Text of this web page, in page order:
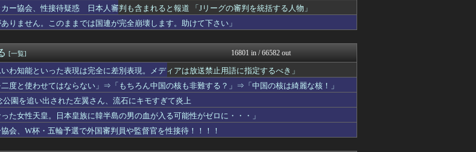
クボディ、性的すぎんだろ・・・
乃木通 乃木坂46櫻坂46...
ナルホド「ん？どうしたの。」
SS 森きのこ！
ビになるわ」→未だかつてAIのせいで失業し...
投資ちゃんねる
る奴って何やってんの？
ゆるゲーマー遅報
からエアコン室外機盗む 警察に「室外機が盗ま...
みそパンNEWS
あ艦これ ～艦隊これくしょ...
とにうんざりだ。ウィーブの評判のせいで自分も...
ガラパゴスジャパン - 海...
シェリーが待ってるの」一週間寝たきりの人が立...
Ask Reddit まと...
ず討伐進めればいいのかなこれ?
お尻の形が透けてしまう
お～い！お宝
の配信作品が異次元の凄さ！体感気温50...
カンダタ速報
に失敗
漫画まとめ速報
カー協会、性接待疑惑 日本人審判も含まれると報道 「Jリーグの審判を統括する人物」
りません。このままでは国連が完全崩壊します。助けて下さい」
[一覧] 16801 in / 66582 out
わ知能といった表現は完全に差別表現。メディアは放送禁止用語に指定するべき」
度と使わせてはならない」⇒「もちろん中国の核も非難する？」⇒「中国の核は綺麗な核！」
公園を追い出された左翼さん、流石にキモすぎて炎上
た女性天皇。日本皇族に韓半島の男の血が入る可能性がゼロに・・・」
協会、W杯・五輪予選で外国審判員や監督官を性接待！！！！